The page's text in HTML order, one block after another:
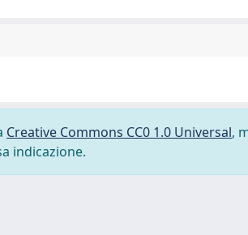
Creative Commons CC0 1.0 Universal,
indicazione.